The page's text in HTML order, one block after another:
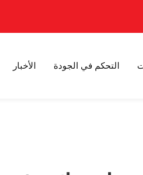
التحكم في الجودة الأخبار